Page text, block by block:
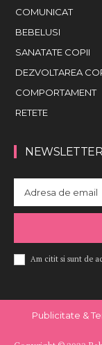
COMUNICAT
BEBELUSI
SANATATE COPII
DEZVOLTAREA
COMPORTAMENT
RETETE
NEWSLETTER
Am citit si sunt de
Publicitate &